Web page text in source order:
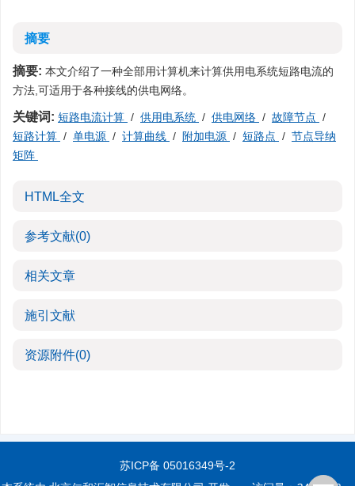
摘要
摘要: 本文介绍了一种全部用计算机来计算供用电系统短路电流的
方法,可适用于各种接线的供电网络。
关键词: 短路电流计算 / 供用电系统 / 供电网络 / 故障节点 /
短路计算 / 单电源 / 计算曲线 / 附加电源 / 短路点 / 节点导纳
矩阵
HTML全文
参考文献(0)
相关文章
施引文献
资源附件(0)
苏ICP备 05016349号-2